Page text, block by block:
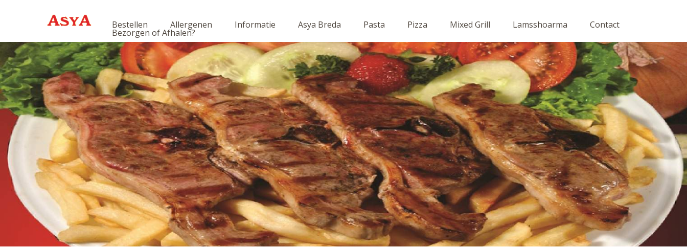
Bestellen Allergenen Informatie Asya Breda Pasta Pizza Mixed Grill Lamsshoarma Contact
Bezorgen of Afhalen?